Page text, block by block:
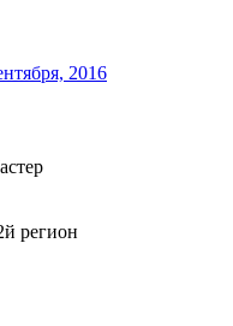
2016
регион